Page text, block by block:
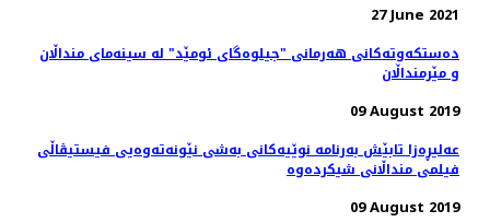
27 June 2021
ده‌ستکه‌وته‌کانی هه‌رمانی "جیلوه‌گای ئومێد" له‌ سینه‌مای منداڵان
و مێرمنداڵان
09 August 2019
عه‌لیڕه‌زا تابێش به‌رنامه‌ نوێیه‌کانی به‌شی نێونه‌ته‌وه‌یی فیستیڤاڵی
09 August 2019